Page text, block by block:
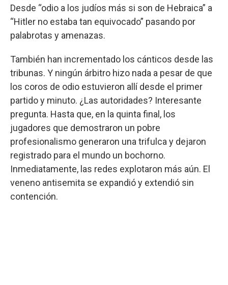
Desde “odio a los judíos más si son de Hebraica” a
“Hitler no estaba tan equivocado” pasando por
palabrotas y amenazas.
También han incrementado los cánticos desde las
tribunas. Y ningún árbitro hizo nada a pesar de que
los coros de odio estuvieron allí desde el primer
partido y minuto. ¿Las autoridades? Interesante
pregunta. Hasta que, en la quinta final, los
jugadores que demostraron un pobre
profesionalismo generaron una trifulca y dejaron
registrado para el mundo un bochorno.
Inmediatamente, las redes explotaron más aún. El
veneno antisemita se expandió y extendió sin
contención.